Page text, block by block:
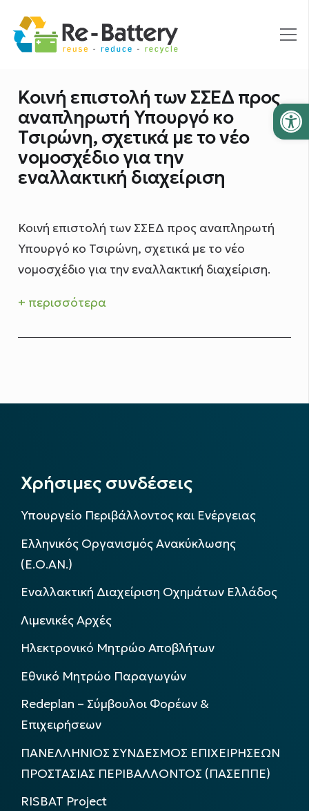
Κοινή επιστολή των ΣΣΕΔ προς
αναπληρωτή Υπουργό κο
Τσιρώνη, σχετικά με το νέο
νομοσχέδιο για την
εναλλακτική διαχείριση
Κοινή επιστολή των ΣΣΕΔ προς αναπληρωτή
Υπουργό κο Τσιρώνη, σχετικά με το νέο
νομοσχέδιο για την εναλλακτική διαχείριση.
+ περισσότερα
Χρήσιμες συνδέσεις
Υπουργείο Περιβάλλοντος και Ενέργειας
Ελληνικός Οργανισμός Ανακύκλωσης
(Ε.Ο.ΑΝ.)
Εναλλακτική Διαχείριση Οχημάτων Ελλάδος
Λιμενικές Αρχές
Ηλεκτρονικό Μητρώο Αποβλήτων
Εθνικό Μητρώο Παραγωγών
Redeplan – Σύμβουλοι Φορέων &
Επιχειρήσεων
ΠΑΝΕΛΛΗΝΙΟΣ ΣΥΝΔΕΣΜΟΣ ΕΠΙΧΕΙΡΗΣΕΩΝ
ΠΡΟΣΤΑΣΙΑΣ ΠΕΡΙΒΑΛΛΟΝΤΟΣ (ΠΑΣΕΠΠΕ)
RISBAT Project